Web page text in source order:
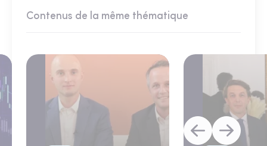
Contenus de la même thématique